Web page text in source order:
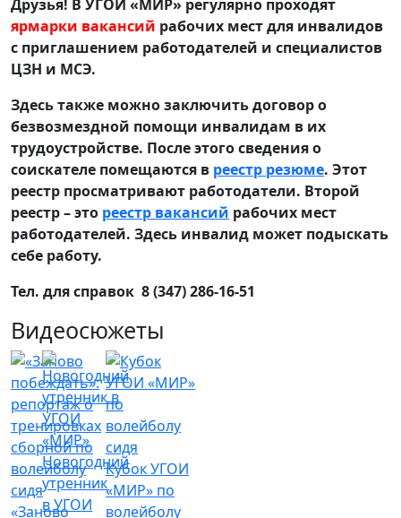
Друзья! В УГОИ «МИР» регулярно проходят
ярмарки вакансий рабочих мест для инвалидов
с приглашением работодателей и специалистов
ЦЗН и МСЭ.
Здесь также можно заключить договор о
безвозмездной помощи инвалидам в их
трудоустройстве. После этого сведения о
соискателе помещаются в реестр резюме. Этот
реестр просматривают работодатели. Второй
реестр – это реестр вакансий рабочих мест
работодателей. Здесь инвалид может подыскать
себе работу.
Тел. для справок 8 (347) 286-16-51
Видеосюжеты
«Заново
Новогодний
утренник
в УГОИ
Кубок УГОИ
«МИР» по
волейболу